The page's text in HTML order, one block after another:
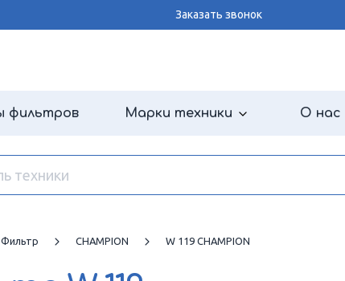
Заказать звонок
фильтров Марки техники О нас
CHAMPION W 119 CHAMPION